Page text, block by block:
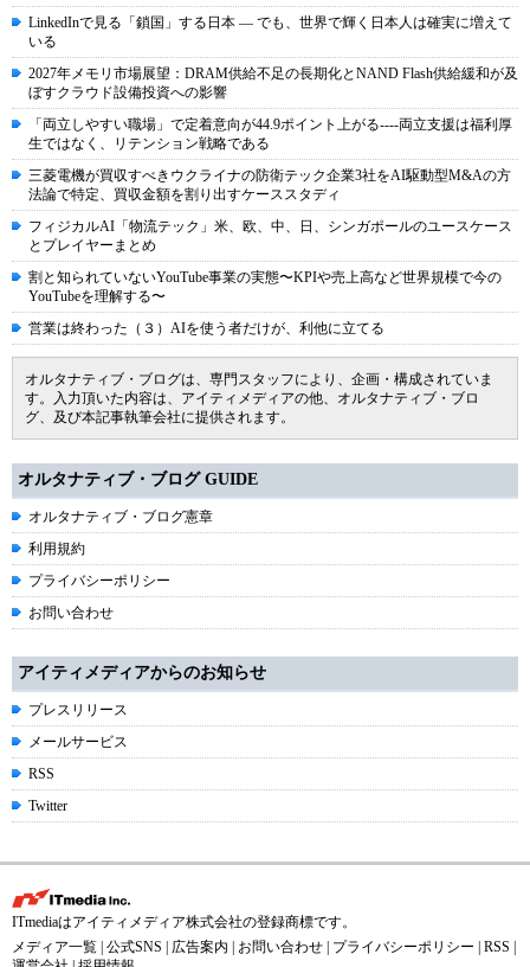
LinkedInで見る「鎖国」する日本 ― でも、世界で輝く日本人は確実に増えて
いる
2027年メモリ市場展望：DRAM供給不足の長期化とNAND Flash供給緩和が及
ぼすクラウド設備投資への影響
「両立しやすい職場」で定着意向が44.9ポイント上がる----両立支援は福利厚
生ではなく、リテンション戦略である
三菱電機が買収すべきウクライナの防衛テック企業3社をAI駆動型M&Aの方
法論で特定、買収金額を割り出すケーススタディ
フィジカルAI「物流テック」米、欧、中、日、シンガポールのユースケース
とプレイヤーまとめ
割と知られていないYouTube事業の実態〜KPIや売上高など世界規模で今の
YouTubeを理解する〜
営業は終わった（３）AIを使う者だけが、利他に立てる
オルタナティブ・ブログは、専門スタッフにより、企画・構成されていま
す。入力頂いた内容は、アイティメディアの他、オルタナティブ・ブロ
グ、及び本記事執筆会社に提供されます。
オルタナティブ・ブログ GUIDE
オルタナティブ・ブログ憲章
利用規約
プライバシーポリシー
お問い合わせ
アイティメディアからのお知らせ
プレスリリース
メールサービス
RSS
Twitter
ITmediaはアイティメディア株式会社の登録商標です。
メディア一覧 公式SNS 広告案内 お問い合わせ プライバシーポリシー RSS